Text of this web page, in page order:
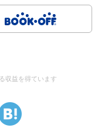
収益を得ています